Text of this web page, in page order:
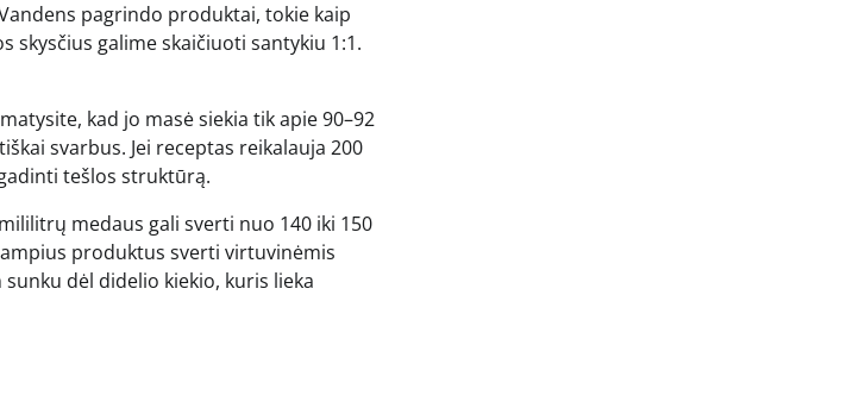
pagrindo produktai, tokie kaip
skysčius galime skaičiuoti santykiu 1:1.
kad jo masė siekia tik apie 90–92
svarbus. Jei receptas reikalauja 200
tešlos struktūrą.
medaus gali sverti nuo 140 iki 150
produktus sverti virtuvinėmis
dėl didelio kiekio, kuris lieka